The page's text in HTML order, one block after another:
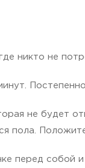
никто не
не будет
пола.
перед собой